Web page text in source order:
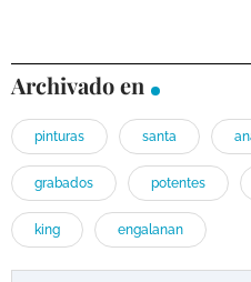
Archivado en
pinturas santa
grabados potentes
king engalanan